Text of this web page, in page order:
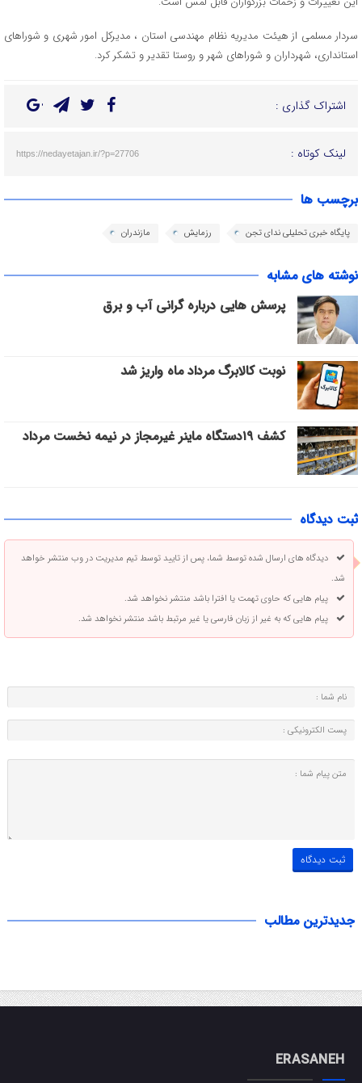
سردار مسلمی از هیئت مدیریه نظام مهندسی استان ، مدیرکل امور شهری و شوراهای
استانداری، شهرداران و شوراهای شهر و روستا تقدیر و تشکر کرد.
اشتراک گذاری :
لینک کوتاه : https://nedayetajan.ir/?p=27706
برچسب ها
پایگاه خبری تحلیلی ندای تجن رزمایش مازندران
نوشته های مشابه
پرسش هایی درباره گرانی آب و برق
نوبت کالابرگ مرداد ماه واریز شد
کشف ۱۹دستگاه ماینر غیرمجاز در نیمه نخست مرداد
ثبت دیدگاه
دیدگاه های ارسال شده توسط شما، پس از تایید توسط تیم مدیریت در وب منتشر خواهد
شد.
پیام هایی که حاوی تهمت یا افترا باشد منتشر نخواهد شد.
پیام هایی که به غیر از زبان فارسی یا غیر مرتبط باشد منتشر نخواهد شد.
جدیدترین مطالب
ERASANEH